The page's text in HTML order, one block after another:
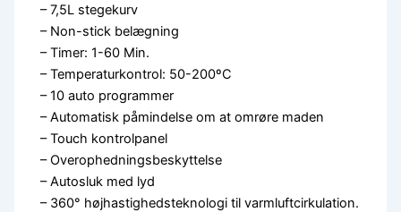
– 7,5L stegekurv
– Non-stick belægning
– Timer: 1-60 Min.
– Temperaturkontrol: 50-200ºC
– 10 auto programmer
– Automatisk påmindelse om at omrøre maden
– Touch kontrolpanel
– Overophedningsbeskyttelse
– Autosluk med lyd
– 360° højhastighedsteknologi til varmluftcirkulation.